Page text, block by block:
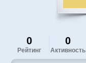
0
Рейтинг
0
Активность